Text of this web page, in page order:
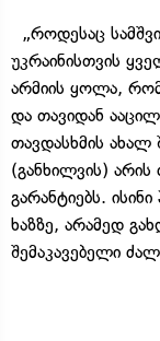
„როდესაც
უკრაინისთვის
არმიის ყოლა,
და თავიდან
თავდასხმის
(განხილვის)
გარანტიებს.
ხაზზე, არამედ
შემაკავებელი